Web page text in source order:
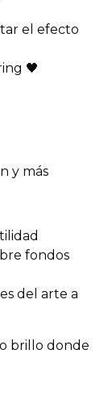
el efecto
🖤
y más
fondos
del arte a
brillo donde